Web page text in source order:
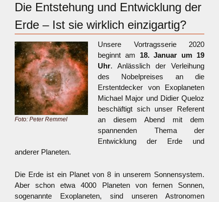
Die Entstehung und Entwicklung der
Erde – Ist sie wirklich einzigartig?
Foto: Peter Remmel
Unsere Vortragsserie 2020
beginnt am 18. Januar um 19
Uhr. Anlässlich der Verleihung
des Nobelpreises an die
Erstentdecker von Exoplaneten
Michael Major und Didier Queloz
beschäftigt sich unser Referent
an diesem Abend mit dem
spannenden Thema der
Entwicklung der Erde und
anderer Planeten.
Die Erde ist ein Planet von 8 in unserem Sonnensystem.
Aber schon etwa 4000 Planeten von fernen Sonnen,
sogenannte Exoplaneten, sind unseren Astronomen